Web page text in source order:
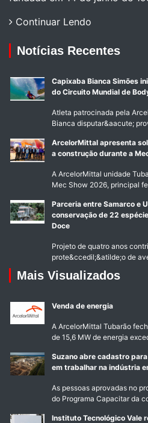
Continuar Lendo
Notícias Recentes
Capixaba Bianca Simões
do Circuito Mundial de
Atleta patrocinada pela
Bianca disputar&aacute;
ArcelorMittal apresenta
a construção durante a
A ArcelorMittal unidade
Mec Show 2026, principal
Parceria entre Samarco e
conservação de 22
Doce
Projeto de quatro anos
prote&ccedil;&atilde;o de
Mais Visualizados
Venda de energia
A ArcelorMittal Tubarão
de 15,6 MW de energia
Suzano abre cadastro
em trabalhar na indústria
As pessoas aprovadas no
do Programa Capacitar da
Instituto Tecnológico Vale